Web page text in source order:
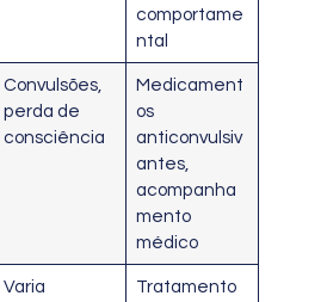
comportame
ntal
Convulsões,
perda de
consciência
Medicament
os
anticonvulsiv
antes,
acompanha
mento
médico
Varia
Tratamento